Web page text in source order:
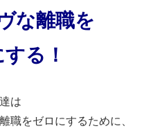
な離職を
る！
は
職をゼロにするために、